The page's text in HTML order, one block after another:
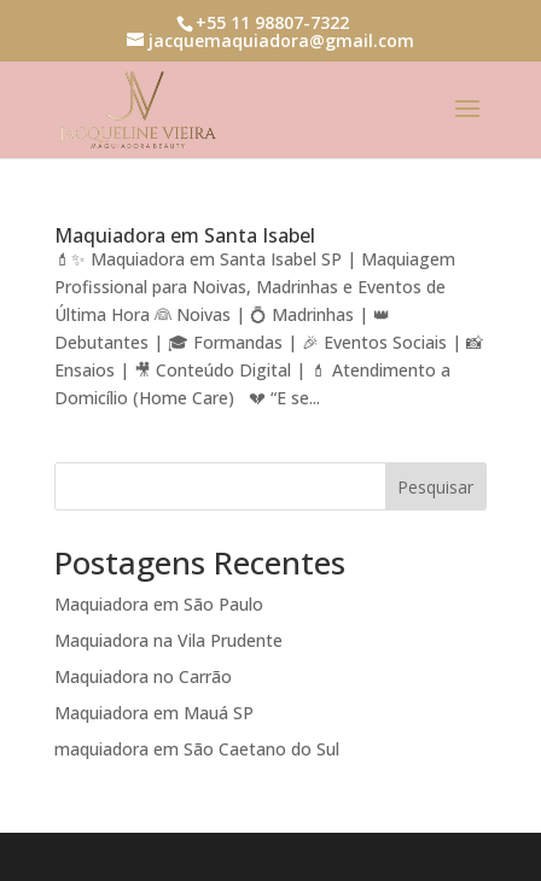
+55 11 98807-7322
jacquemaquiadora@gmail.com
Maquiadora em Santa Isabel
💄✨ Maquiadora em Santa Isabel SP | Maquiagem
Profissional para Noivas, Madrinhas e Eventos de
Última Hora 👰 Noivas | 💍 Madrinhas | 👑
Debutantes | 🎓 Formandas | 🎉 Eventos Sociais | 📸
Ensaios | 🎥 Conteúdo Digital | 💄 Atendimento a
Domicílio (Home Care) 💔 “E se...
Pesquisar
Postagens Recentes
Maquiadora em São Paulo
Maquiadora na Vila Prudente
Maquiadora no Carrão
Maquiadora em Mauá SP
maquiadora em São Caetano do Sul